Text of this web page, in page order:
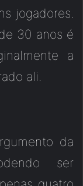
jogadores.
30 anos é
a
ali.
da
ser